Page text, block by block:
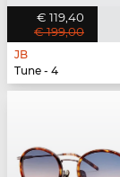
€ 119,40
€ 199,00
JB
Tune - 4